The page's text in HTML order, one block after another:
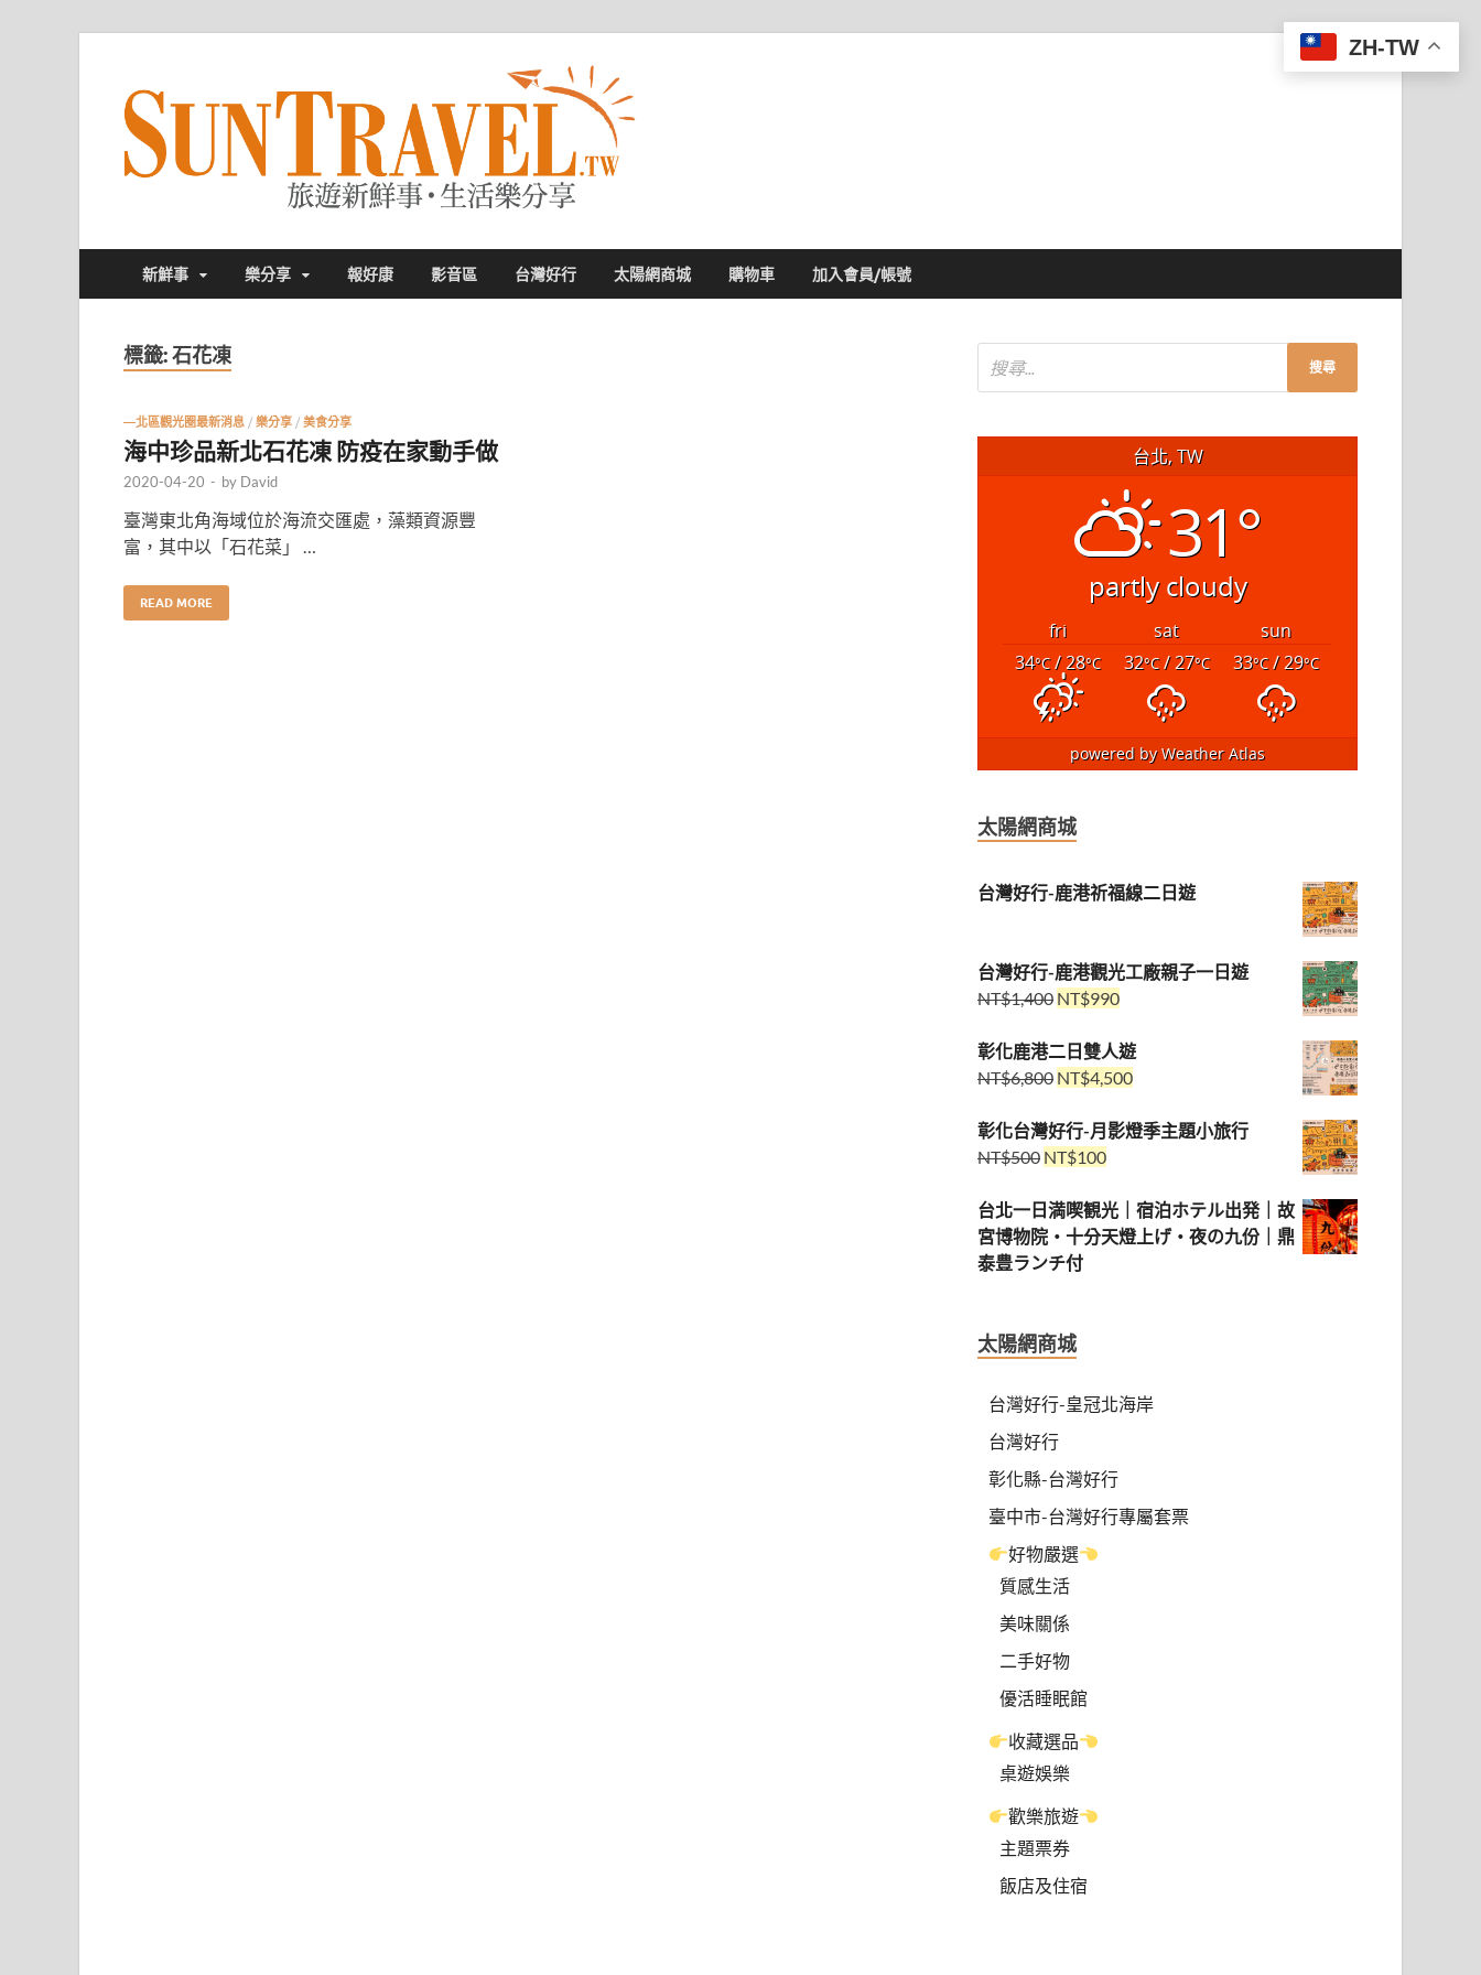
新鮮事 樂分享 報好康 影音區 台灣好行 太陽網商城 購物車 加入會員/帳號
標籤:石花凍
—北區觀光圈最新消息 / 樂分享 / 美食分享
海中珍品新北石花凍 防疫在家動手做
2020-04-20 - by David
臺灣東北角海域位於海流交匯處，藻類資源豐
富，其中以「石花菜」 …
READ MORE
台北, TW
31°
partly cloudy
fri sat
sun
34°C/ 28°C 32°C/ 27°C 33°C/ 29°C
powered byWeather Atlas
太陽網商城
台灣好行-鹿港祈福線二日遊
台灣好行-鹿港觀光工廠親子一日遊
NT$1,400 NT$990
彰化鹿港二日雙人遊
NT$6,800 NT$4,500
彰化台灣好行-月影燈季主題小旅行
NT$500 NT$100
台北一日満喫観光｜宿泊ホテル出発｜故
宮博物院・十分天燈上げ・夜の九份｜鼎
泰豊ランチ付
太陽網商城
台灣好行-皇冠北海岸
台灣好行
彰化縣-台灣好行
臺中市-台灣好行專屬套票
好物嚴選
質感生活
美味關係
二手好物
優活睡眠館
收藏選品
桌遊娛樂
歡樂旅遊
主題票券
飯店及住宿
ZH-TW